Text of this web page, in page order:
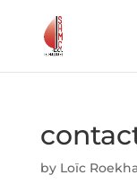
by Loïc